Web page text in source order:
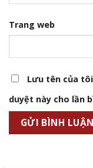
Trang web
Lưu tên của
duyệt này cho lần